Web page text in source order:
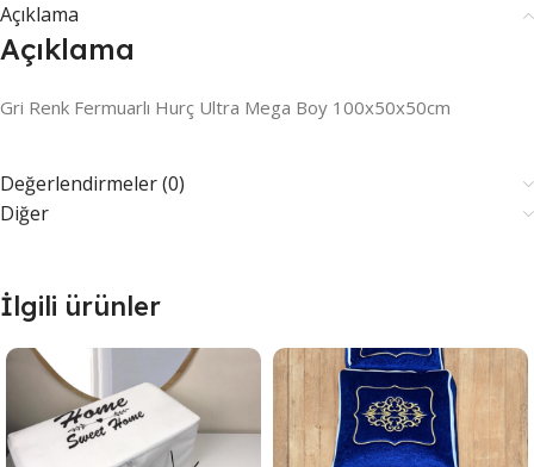
Açıklama
Açıklama
Gri Renk Fermuarlı Hurç Ultra Mega Boy 100x50x50cm
Değerlendirmeler (0)
Diğer
İlgili ürünler